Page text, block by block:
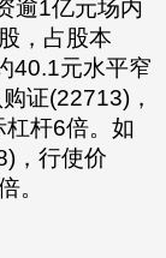
逾1亿元场内
，占股本
40.1元水平窄
证(22713)，
杆6倍。如
，行使价
。